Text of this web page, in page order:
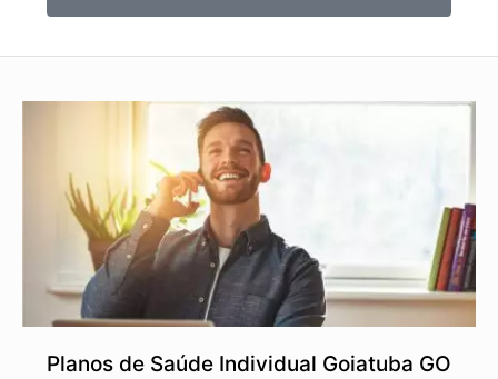
Planos de Saúde Individual Goiatuba GO